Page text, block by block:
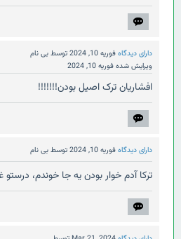
دارای دیدگاهفوریه 10, 2024 توسطبی نام
ویرایش شدهفوریه 10, 2024
افشاریان ترک اصیل بودن!!!!!!!
دارای دیدگاهفوریه 10, 2024 توسطبی نام
ترکا آدم خوار بودن یه جا خوندم، درستو